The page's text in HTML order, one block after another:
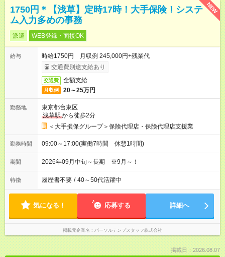
NEW
1750円＊【浅草】定時17時！大手保険！システ
ム入力多めの事務
派遣 WEB登録・面接OK
給与
時給1750円 月収例 245,000円+残業代
交通費別途支給あり
交通費 全額支給
月収例 20～25万円
勤務地
東京都台東区
浅草駅から徒歩2分
＜大手損保グループ＞保険代理店・保険代理店支援業
勤務時間 09:00～17:00(実働7時間 休憩1時間)
期間 2026年09月中旬～長期 ※9月～！
特徴 履歴書不要 / 40～50代活躍中
気になる！ 応募する 詳細へ
掲載元企業名 パーソルテンプスタッフ株式会社
掲載日：2026.08.07